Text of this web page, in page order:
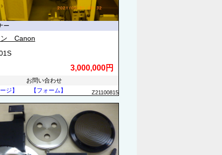
ー
ン Canon
3,000,000円
お問い合わせ
ジ】
【フォーム】 Z21100815